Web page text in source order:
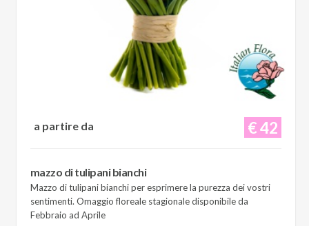
€ 42
a partire da
mazzo di tulipani bianchi
Mazzo di tulipani bianchi per esprimere la purezza dei vostri
sentimenti. Omaggio floreale stagionale disponibile da
Febbraio ad Aprile